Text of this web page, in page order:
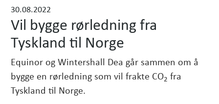
y
e
t
r
30.08.2022
Vil bygge rørledning fra
Tyskland til Norge
Equinor og Wintershall Dea går sammen om å
bygge en rørledning som vil frakte CO2 fra
Tyskland til Norge.